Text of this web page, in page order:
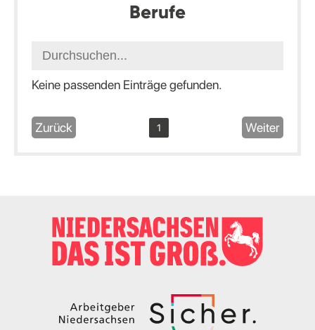
Berufe
Keine passenden Einträge gefunden.
Zurück 1 Weiter